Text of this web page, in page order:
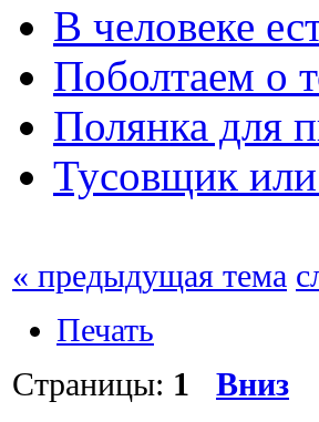
В человеке
Поболтаем о
Полянка для
Тусовщик
« предыдущая тема
Печать
Страницы: 1 Вниз